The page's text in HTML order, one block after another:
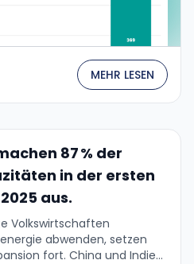
MEHR LESEN
87 % der
in der ersten
aus.
Volkswirtschaften
abwenden, setzen
fort. China und Indien